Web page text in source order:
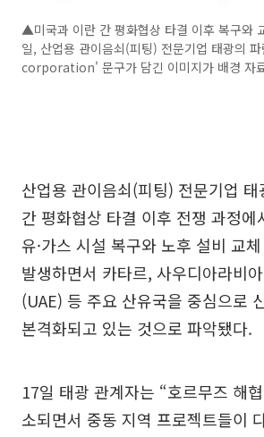
▲미국과 이란 간 평화협상 타결 이후 복구와
일, 산업용 관이음쇠(피팅) 전문기업 태광의
corporation' 문구가 담긴 이미지가 배경 자
산업용 관이음쇠(피팅) 전문기업
간 평화협상 타결 이후 전쟁 과정에
유·가스 시설 복구와 노후 설비 교
발생하면서 카타르, 사우디아라비
(UAE) 등 주요 산유국을 중심으로
본격화되고 있는 것으로 파악됐다.
17일 태광 관계자는 “호르무즈 해
소되면서 중동 지역 프로젝트들이